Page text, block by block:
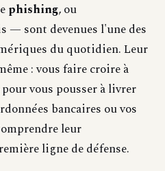
phishing, ou
— sont devenues l'une des
du quotidien. Leur
: vous faire croire à
vous pousser à livrer
bancaires ou vos
leur
ligne de défense.